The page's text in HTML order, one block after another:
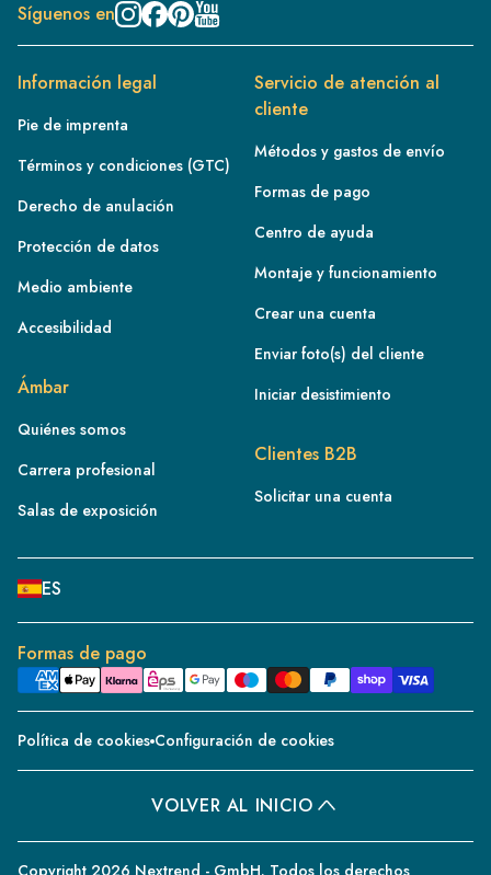
Síguenos en
Información legal
Pie de imprenta
Términos y condiciones (GTC)
Derecho de anulación
Protección de datos
Medio ambiente
Accesibilidad
Ámbar
Quiénes somos
Carrera profesional
Salas de exposición
Servicio de atención al
cliente
Métodos y gastos de envío
Formas de pago
Centro de ayuda
Montaje y funcionamiento
Crear una cuenta
Enviar foto(s) del cliente
Iniciar desistimiento
Clientes B2B
Solicitar una cuenta
ES
IE
IT
NL
ES
DE
CH
DK
CZ
Formas de pago
Política de cookies Configuración de cookies
VOLVER AL INICIO
Copyright 2026 Nextrend - GmbH. Todos los derechos